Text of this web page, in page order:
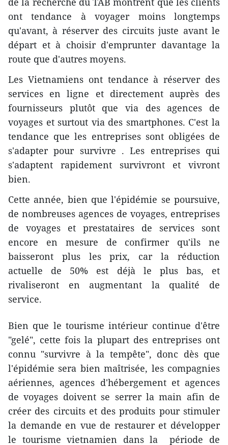
ont tendance à voyager moins longtemps
qu'avant, à réserver des circuits juste avant le
départ et à choisir d'emprunter davantage la
route que d'autres moyens.
Les Vietnamiens ont tendance à réserver des
services en ligne et directement auprès des
fournisseurs plutôt que via des agences de
voyages et surtout via des smartphones. C'est la
tendance que les entreprises sont obligées de
s'adapter pour survivre . Les entreprises qui
s'adaptent rapidement survivront et vivront
bien.
Cette année, bien que l'épidémie se poursuive,
de nombreuses agences de voyages, entreprises
de voyages et prestataires de services sont
encore en mesure de confirmer qu'ils ne
baisseront plus les prix, car la réduction
actuelle de 50% est déjà le plus bas, et
rivaliseront en augmentant la qualité de
service.
Bien que le tourisme intérieur continue d'être
"gelé", cette fois la plupart des entreprises ont
connu "survivre à la tempête", donc dès que
l'épidémie sera bien maîtrisée, les compagnies
aériennes, agences d'hébergement et agences
de voyages doivent se serrer la main afin de
créer des circuits et des produits pour stimuler
la demande en vue de restaurer et développer
le tourisme vietnamien dans la période de